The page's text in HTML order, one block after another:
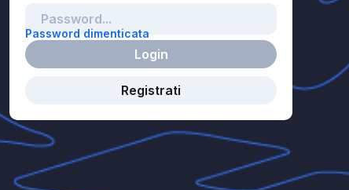
Password dimenticata
Login
Registrati